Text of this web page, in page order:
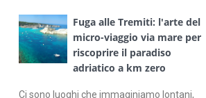
Fuga alle Tremiti: l'arte del
micro-viaggio via mare per
riscoprire il paradiso
adriatico a km zero
Ci sono luoghi che immaginiamo lontani,